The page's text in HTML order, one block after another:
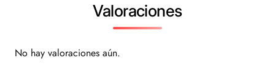
Valoraciones
No hay valoraciones aún.